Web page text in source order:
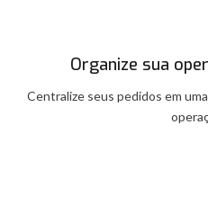
Organize sua
Centralize seus pedidos em